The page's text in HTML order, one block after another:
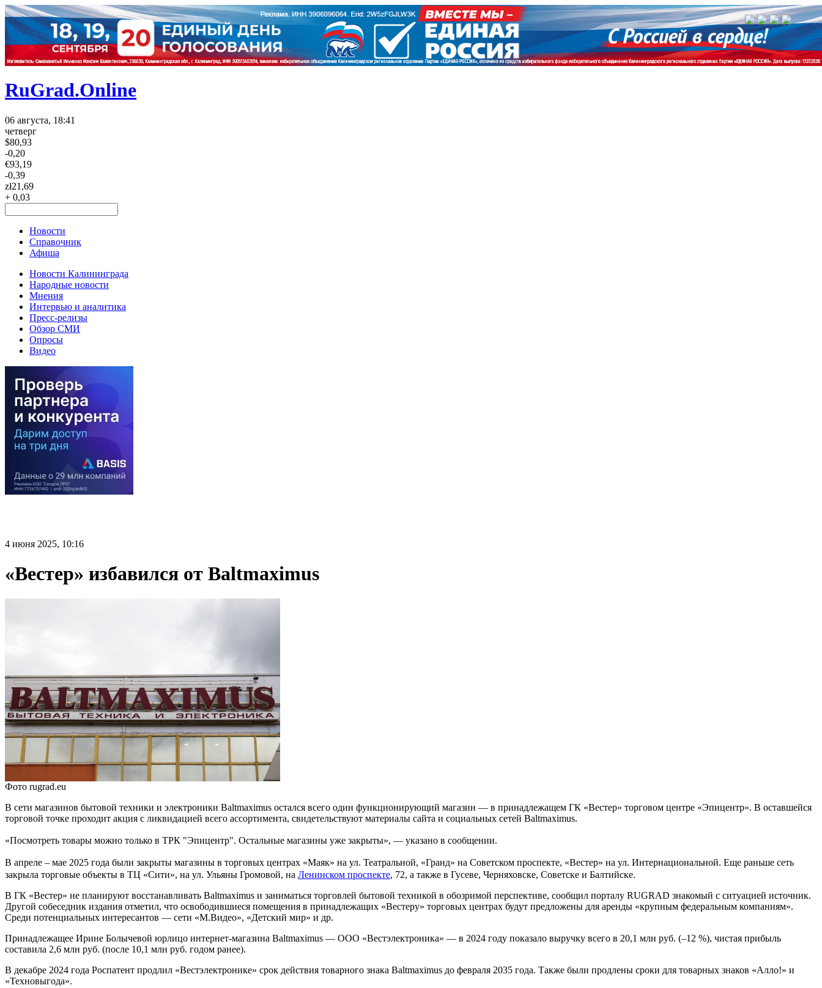
RuGrad.Online
06 августа, 18:41
четверг
$80,93
-0,20
€93,19
-0,39
zł21,69
+ 0,03
Новости
Справочник
Афиша
Новости Калининграда
Народные новости
Мнения
Интервью и аналитика
Пресс-релизы
Обзор СМИ
Опросы
Видео
4 июня 2025, 10:16
«Вестер» избавился от Baltmaximus
Фото rugrad.eu
В сети магазинов бытовой техники и электроники Baltmaximus остался всего один функционирующий магазин — в принадлежащем ГК «Вестер» торговом центре «Эпицентр». В оставшейся
торговой точке проходит акция с ликвидацией всего ассортимента, свидетельствуют материалы сайта и социальных сетей Baltmaximus.
«Посмотреть товары можно только в ТРК "Эпицентр". Остальные магазины уже закрыты», — указано в сообщении.
В апреле – мае 2025 года были закрыты магазины в торговых центрах «Маяк» на ул. Театральной, «Гранд» на Советском проспекте, «Вестер» на ул. Интернациональной. Еще раньше сеть
закрыла торговые объекты в ТЦ «Сити», на ул. Ульяны Громовой, на Ленинском проспекте, 72, а также в Гусеве, Черняховске, Советске и Балтийске.
В ГК «Вестер» не планируют восстанавливать Baltmaximus и заниматься торговлей бытовой техникой в обозримой перспективе, сообщил порталу RUGRAD знакомый с ситуацией источник.
Другой собеседник издания отметил, что освободившиеся помещения в принадлежащих «Вестеру» торговых центрах будут предложены для аренды «крупным федеральным компаниям».
Среди потенциальных интересантов — сети «М.Видео», «Детский мир» и др.
Принадлежащее Ирине Болычевой юрлицо интернет-магазина Baltmaximus — ООО «Вестэлектроника» — в 2024 году показало выручку всего в 20,1 млн руб. (–12 %), чистая прибыль
составила 2,6 млн руб. (после 10,1 млн руб. годом ранее).
В декабре 2024 года Роспатент продлил «Вестэлектронике» срок действия товарного знака Baltmaximus до февраля 2035 года. Также были продлены сроки для товарных знаков «Алло!» и
«Техновыгода».